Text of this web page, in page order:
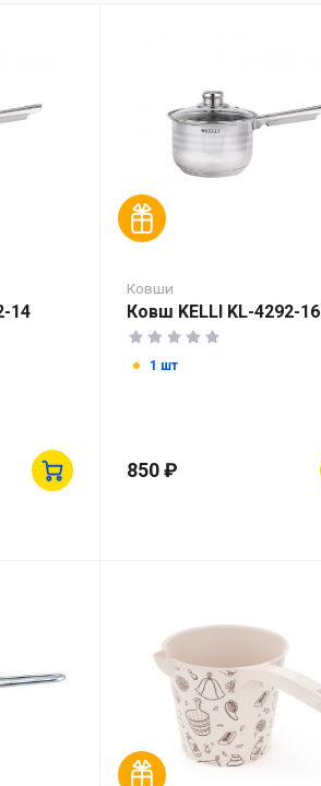
14
Ковши
Ковш KELLI KL-4292-16
1 шт
850 ₽